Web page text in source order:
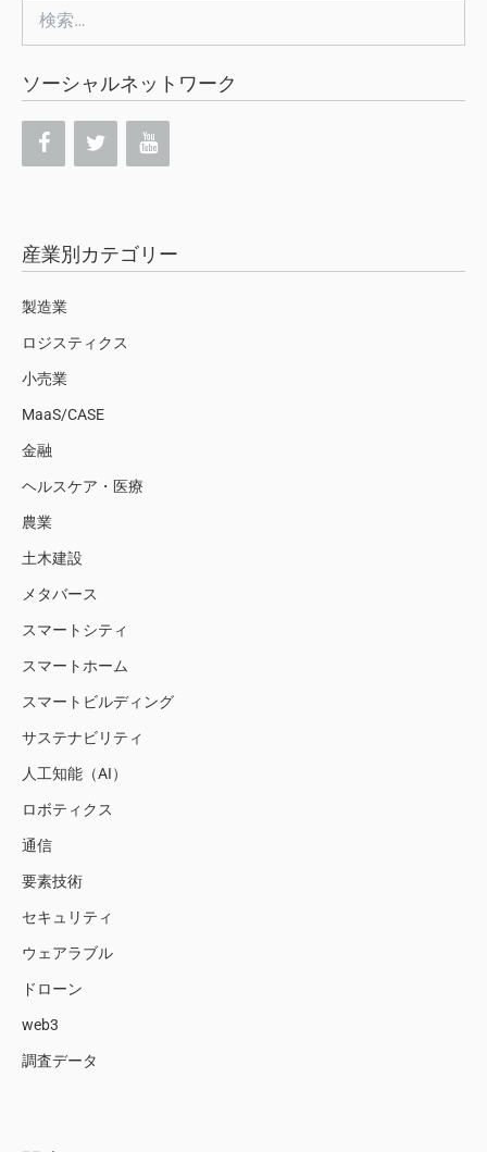
索:
ソーシャルネットワーク
産業別カテゴリー
製造業
ロジスティクス
小売業
MaaS/CASE
金融
ヘルスケア・医療
農業
土木建設
メタバース
スマートシティ
スマートホーム
スマートビルディング
サステナビリティ
人工知能（AI）
ロボティクス
通信
要素技術
セキュリティ
ウェアラブル
ドローン
web3
調査データ